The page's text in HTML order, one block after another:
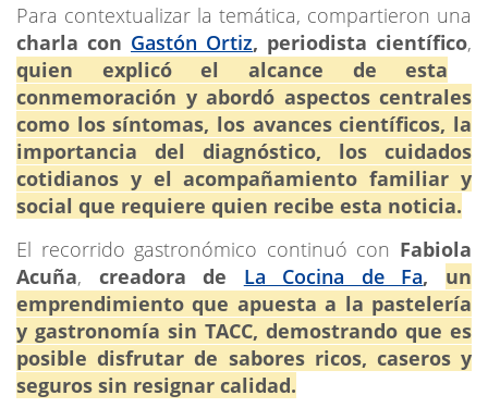
Para contextualizar la temática, compartieron una
charla con Gastón Ortiz, periodista científico,
quien explicó el alcance de esta
conmemoración y abordó aspectos centrales
como los síntomas, los avances científicos, la
importancia del diagnóstico, los cuidados
cotidianos y el acompañamiento familiar y
social que requiere quien recibe esta noticia.
El recorrido gastronómico continuó con Fabiola
Acuña, creadora de La Cocina de Fa, un
emprendimiento que apuesta a la pastelería
y gastronomía sin TACC, demostrando que es
posible disfrutar de sabores ricos, caseros y
seguros sin resignar calidad.